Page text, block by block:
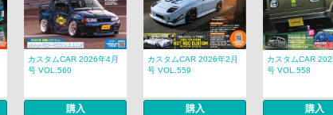
カスタムCAR 2026年4月
号 VOL.560
購入
カスタムCAR 2026年2月
号 VOL.559
購入
カスタムCAR
号 VOL.558
購入